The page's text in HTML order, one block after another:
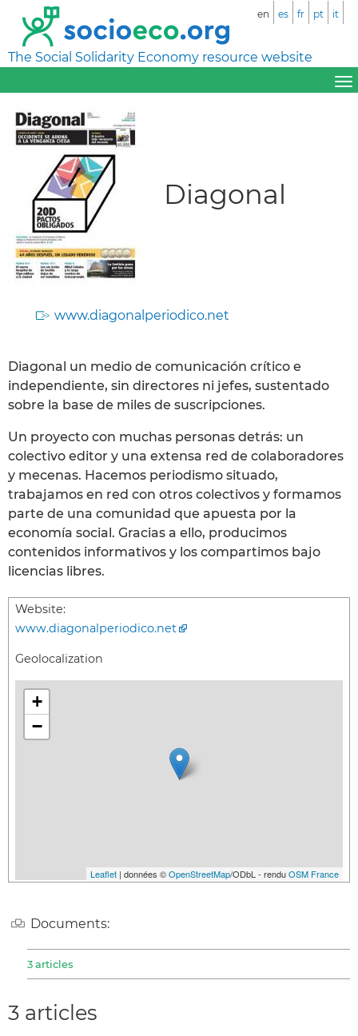
The Social Solidarity Economy resource website
en es fr pt it
Diagonal
www.diagonalperiodico.net
Diagonal un medio de comunicación crítico e
independiente, sin directores ni jefes, sustentado
sobre la base de miles de suscripciones.
Un proyecto con muchas personas detrás: un
colectivo editor y una extensa red de colaboradores
y mecenas. Hacemos periodismo situado,
trabajamos en red con otros colectivos y formamos
parte de una comunidad que apuesta por la
economía social. Gracias a ello, producimos
contenidos informativos y los compartimos bajo
licencias libres.
Website:
www.diagonalperiodico.net
Geolocalization
+
−
Leaflet | données ©OpenStreetMap/ODbL - renduOSM France
Documents:
3 articles
3 articles